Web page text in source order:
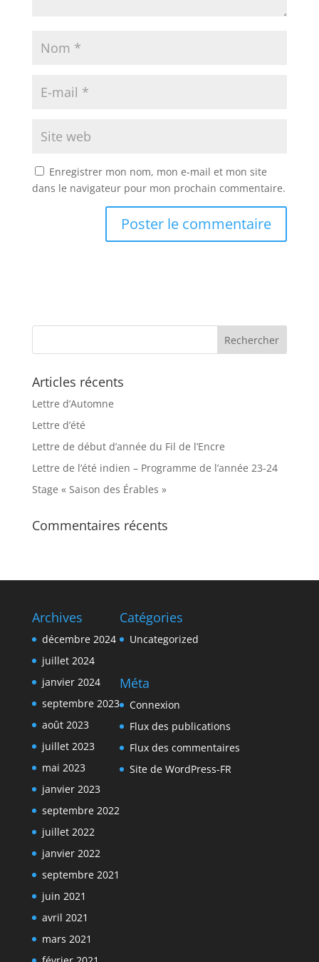
Enregistrer mon nom, mon e-mail et mon site
dans le navigateur pour mon prochain commentaire.
Articles récents
Lettre d’Automne
Lettre d’été
Lettre de début d’année du Fil de l’Encre
Lettre de l’été indien – Programme de l’année 23-24
Stage « Saison des Érables »
Commentaires récents
Archives
décembre 2024
juillet 2024
janvier 2024
septembre 2023
août 2023
juillet 2023
mai 2023
janvier 2023
septembre 2022
juillet 2022
janvier 2022
septembre 2021
juin 2021
avril 2021
mars 2021
Catégories
Uncategorized
Méta
Connexion
Flux des publications
Flux des commentaires
Site de WordPress-FR